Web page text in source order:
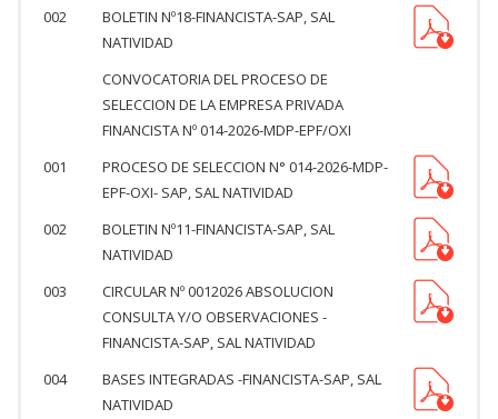
002
BOLETIN Nº18-FINANCISTA-SAP, SAL
NATIVIDAD
CONVOCATORIA DEL PROCESO DE
SELECCION DE LA EMPRESA PRIVADA
FINANCISTA Nº 014-2026-MDP-EPF/OXI
001
PROCESO DE SELECCION N° 014-2026-MDP-
EPF-OXI- SAP, SAL NATIVIDAD
002
BOLETIN Nº11-FINANCISTA-SAP, SAL
NATIVIDAD
003
CIRCULAR Nº 0012026 ABSOLUCION
CONSULTA Y/O OBSERVACIONES -
FINANCISTA-SAP, SAL NATIVIDAD
004
BASES INTEGRADAS -FINANCISTA-SAP, SAL
NATIVIDAD